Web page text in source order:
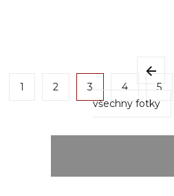
1 2 3 4 5
všechny fotky